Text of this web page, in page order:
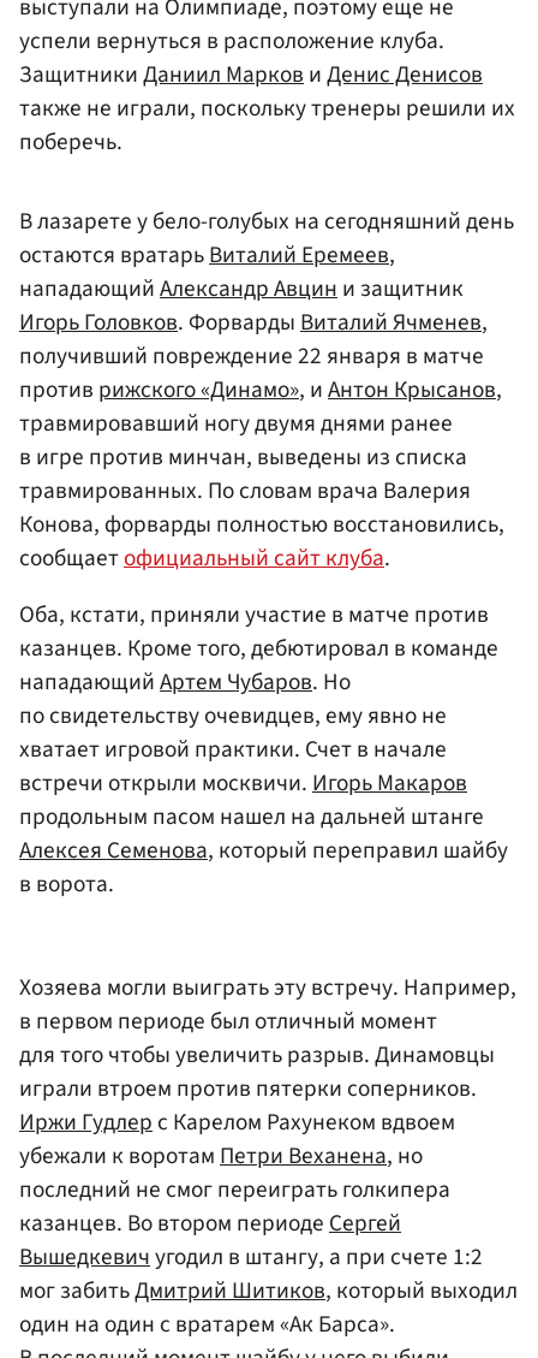
выступали на Олимпиаде, поэтому еще не
успели вернуться в расположение клуба.
ЗащитникиДаниил МарковиДенис Денисов
также не играли, поскольку тренеры решили их
поберечь.
В лазарете у бело-голубых на сегодняшний день
остаются вратарьВиталий Еремеев,
нападающийАлександр Авцини защитник
Игорь Головков. ФорвардыВиталий Ячменев,
получивший повреждение 22 января в матче
против рижского «Динамо», иАнтон Крысанов,
травмировавший ногу двумя днями ранее
в игре против минчан, выведены из списка
травмированных. По словам врача Валерия
Конова, форварды полностью восстановились,
сообщаетофициальный сайт клуба.
Оба, кстати, приняли участие в матче против
казанцев. Кроме того, дебютировал в команде
нападающийАртем Чубаров. Но
по свидетельству очевидцев, ему явно не
хватает игровой практики. Счет в начале
встречи открыли москвичи.Игорь Макаров
продольным пасом нашел на дальней штанге
Алексея Семенова, который переправил шайбу
в ворота.
Хозяева могли выиграть эту встречу. Например,
в первом периоде был отличный момент
для того чтобы увеличить разрыв. Динамовцы
играли втроем против пятерки соперников.
Иржи Гудлерс Карелом Рахунеком вдвоем
убежали к воротамПетри Веханена, но
последний не смог переиграть голкипера
казанцев. Во втором периодеСергей
Вышедкевичугодил в штангу, а при счете 1:2
мог забитьДмитрий Шитиков, который выходил
один на один с вратарем «Ак Барса».